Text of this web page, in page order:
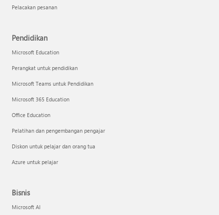
Pelacakan pesanan
Pendidikan
Microsoft Education
Perangkat untuk pendidikan
Microsoft Teams untuk Pendidikan
Microsoft 365 Education
Office Education
Pelatihan dan pengembangan pengajar
Diskon untuk pelajar dan orang tua
Azure untuk pelajar
Bisnis
Microsoft AI